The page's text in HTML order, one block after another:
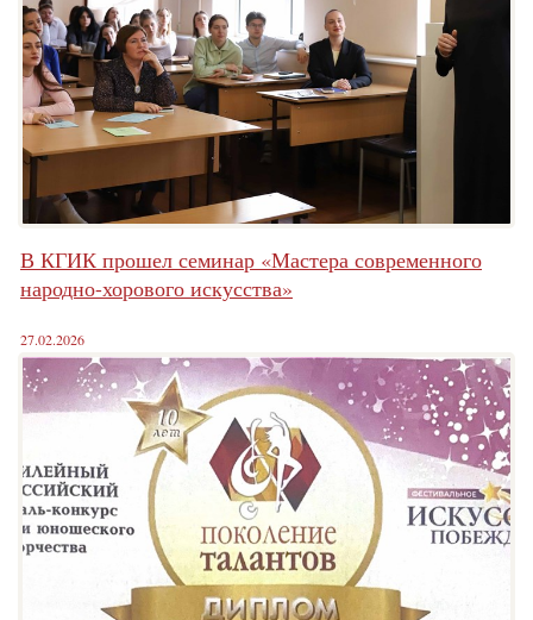
В КГИК прошел семинар «Мастера современного
народно-хорового искусства»
27.02.2026